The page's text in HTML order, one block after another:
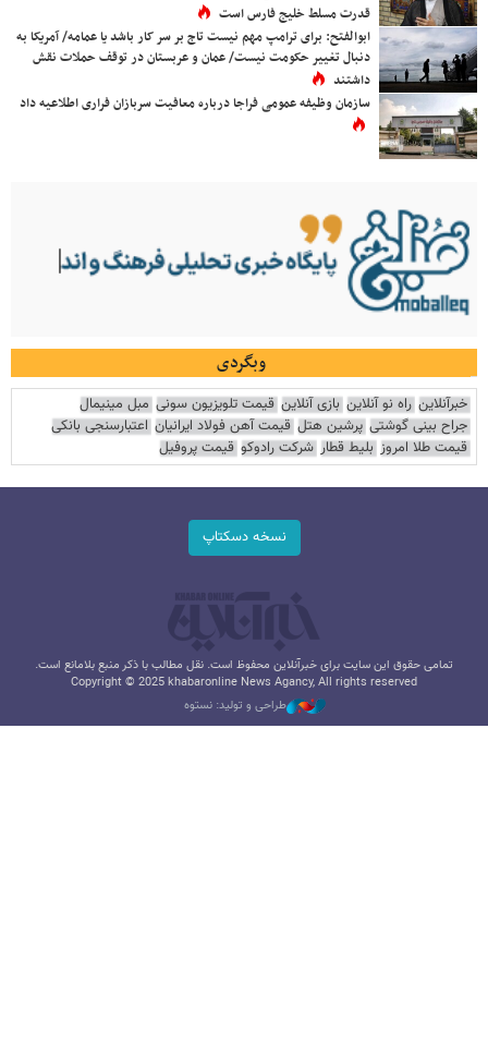
قدرت مسلط خلیج فارس است
ابوالفتح: برای ترامپ مهم نیست تاج بر سر کار باشد یا عمامه/ آمریکا به
دنبال تغییر حکومت نیست/ عمان و عربستان در توقف حملات نقش
داشتند
سازمان وظیفه عمومی فراجا درباره معافیت سربازان فراری اطلاعیه داد
وبگردی
خبرآنلاین راه نو آنلاین بازی آنلاین قیمت تلویزیون سونی مبل مینیمال
جراح بینی گوشتی پرشین هتل قیمت آهن فولاد ایرانیان اعتبارسنجی بانکی
قیمت طلا امروز بلیط قطار شرکت رادوکو قیمت پروفیل
نسخه دسکتاپ
تمامی حقوق این سایت برای خبرآنلاین محفوظ است. نقل مطالب با ذکر منبع بلامانع است.
Copyright © 2025 khabaronline News Agancy, All rights reserved
طراحی و تولید: نستوه